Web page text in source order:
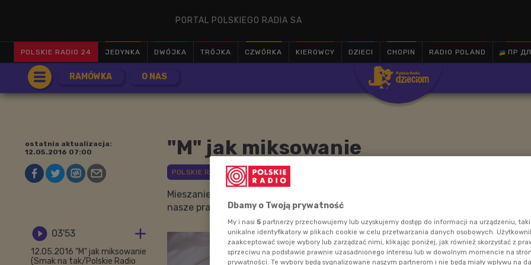
PORTAL POLSKIEGO RADIA SA
POLSKIE RADIO 24 JEDYNKA DWÓJKA TRÓJKA CZWÓRKA KIEROWCY DZIECI CHOPIN RADIO POLAND ПР

RAMÓWKA O NAS
"M" jak miksowanie
ostatnia aktualizacja:
12.05.2016 07:00
Mieszanie produktów dawniej nie było tak proste, jak teraz. Jak miksowały
nasze prababcie, a jak robimy to dziś?
 03'53 
12.05.2016 "M" jak miksowanie
(Smak na tak/Polskie Radio
Dbamy o Twoją prywatność
My i nasi 5 partnerzy przechowujemy lub uzyskujemy dostęp do informacji na urządzeniu,
unikalne identyfikatory w plikach cookie w celu przetwarzania danych osobowych.
zaakceptować swoje wybory lub zarządzać nimi, klikając poniżej, jak również skorzystać z
sprzeciwu na podstawie prawnie uzasadnionego interesu lub w dowolnym momencie na
prywatności. Te wybory będą sygnalizowane naszym partnerom i nie będą miały wpływu na